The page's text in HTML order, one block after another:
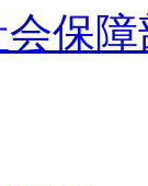
会保